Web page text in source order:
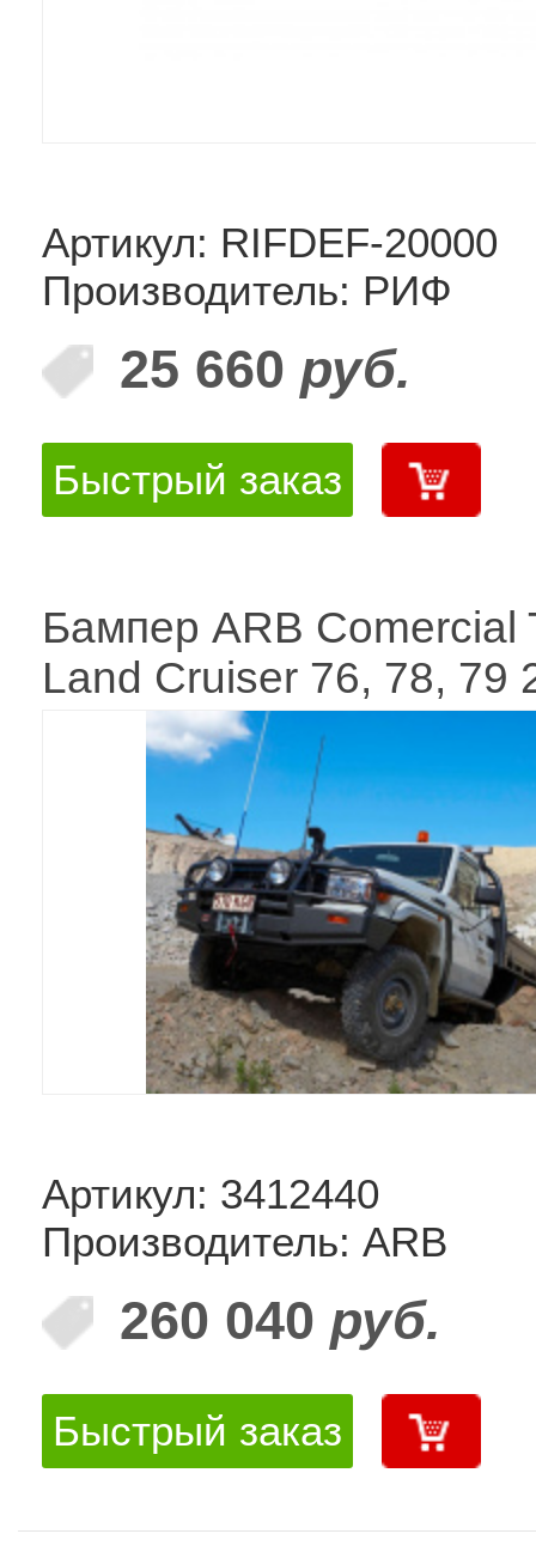
Артикул: RIFDEF-20000
Производитель: РИФ
25 660 руб.
Быстрый заказ
Бампер ARB Comercial
Land Cruiser 76, 78, 79
Артикул: 3412440
Производитель: ARB
260 040 руб.
Быстрый заказ